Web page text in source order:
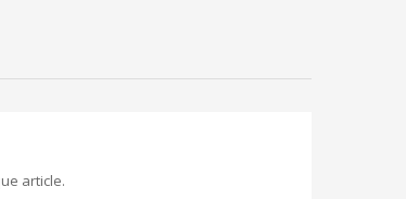
article.